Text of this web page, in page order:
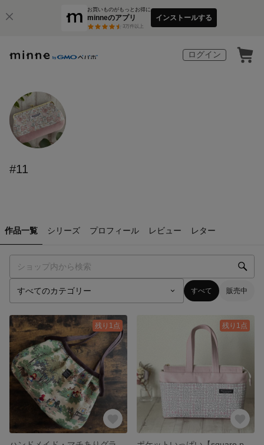
お買いものがもっとお得に
minneのアプリ
3万件以上
インストールする
ログイン
#11
作品一覧 シリーズ プロフィール レビュー レター
すべて 販売中
残り1点 残り1点